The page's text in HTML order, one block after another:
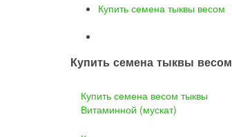
Купить семена тыквы весом
Купить семена тыквы весом
Купить семена весом тыквы
Витаминной (мускат)